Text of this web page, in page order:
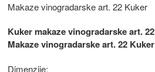
Makaze vinogradarske art. 22 Kuker
Kuker makaze vinogradarske art. 22
Makaze vinogradarske art. 22 Kuker
Dimenzije: